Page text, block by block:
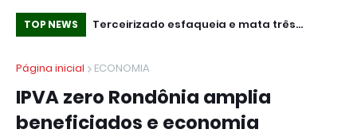
TOP NEWS
Terceirizado esfaqueia e mata três
Paulista
Estudantes já podem conferir resultado da
Página inicial ECONOMIA
IPVA zero Rondônia amplia
beneficiados e economia